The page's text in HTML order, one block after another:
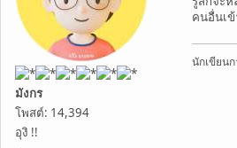
มังกร
โพสต์: 14,394
อุงิ !!
คนอื่นเข้
นักเขียน